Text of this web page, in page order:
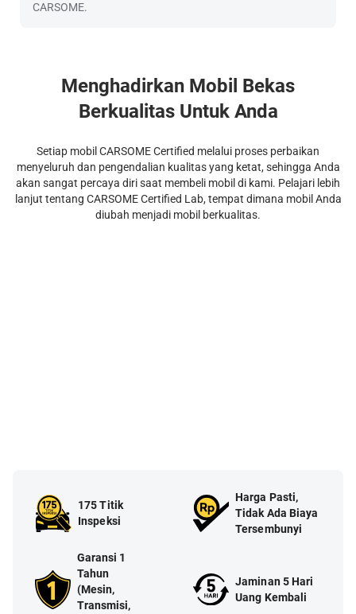
CARSOME.
Menghadirkan Mobil Bekas
Berkualitas Untuk Anda
Setiap mobil CARSOME Certified melalui proses perbaikan
menyeluruh dan pengendalian kualitas yang ketat, sehingga Anda
akan sangat percaya diri saat membeli mobil di kami. Pelajari lebih
lanjut tentang CARSOME Certified Lab, tempat dimana mobil Anda
diubah menjadi mobil berkualitas.
175 Titik
Inspeksi
Harga Pasti,
Tidak Ada Biaya
Tersembunyi
Garansi 1
Tahun
(Mesin,
Transmisi,
Jaminan 5 Hari
Uang Kembali